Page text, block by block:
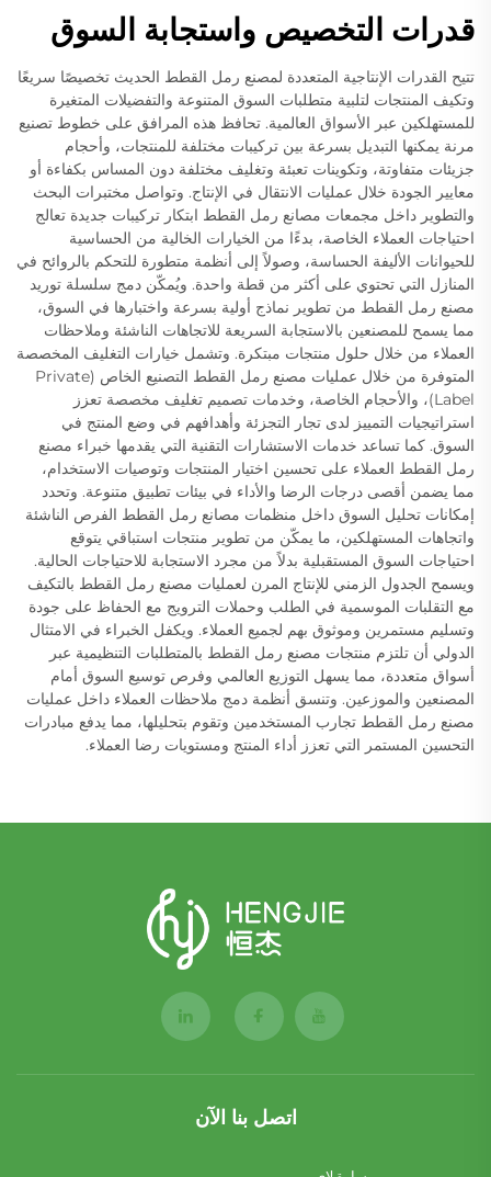
قدرات التخصيص واستجابة السوق
تتيح القدرات الإنتاجية المتعددة لمصنع رمل القطط الحديث تخصيصًا سريعًا
وتكيف المنتجات لتلبية متطلبات السوق المتنوعة والتفضيلات المتغيرة
للمستهلكين عبر الأسواق العالمية. تحافظ هذه المرافق على خطوط تصنيع
مرنة يمكنها التبديل بسرعة بين تركيبات مختلفة للمنتجات، وأحجام
جزيئات متفاوتة، وتكوينات تعبئة وتغليف مختلفة دون المساس بكفاءة أو
معايير الجودة خلال عمليات الانتقال في الإنتاج. وتواصل مختبرات البحث
والتطوير داخل مجمعات مصانع رمل القطط ابتكار تركيبات جديدة تعالج
احتياجات العملاء الخاصة، بدءًا من الخيارات الخالية من الحساسية
للحيوانات الأليفة الحساسة، وصولاً إلى أنظمة متطورة للتحكم بالروائح في
المنازل التي تحتوي على أكثر من قطة واحدة. ويُمكّن دمج سلسلة توريد
مصنع رمل القطط من تطوير نماذج أولية بسرعة واختبارها في السوق،
مما يسمح للمصنعين بالاستجابة السريعة للاتجاهات الناشئة وملاحظات
العملاء من خلال حلول منتجات مبتكرة. وتشمل خيارات التغليف المخصصة
المتوفرة من خلال عمليات مصنع رمل القطط التصنيع الخاص (Private
Label)، والأحجام الخاصة، وخدمات تصميم تغليف مخصصة تعزز
استراتيجيات التمييز لدى تجار التجزئة وأهدافهم في وضع المنتج في
السوق. كما تساعد خدمات الاستشارات التقنية التي يقدمها خبراء مصنع
رمل القطط العملاء على تحسين اختيار المنتجات وتوصيات الاستخدام،
مما يضمن أقصى درجات الرضا والأداء في بيئات تطبيق متنوعة. وتحدد
إمكانات تحليل السوق داخل منظمات مصانع رمل القطط الفرص الناشئة
واتجاهات المستهلكين، ما يمكّن من تطوير منتجات استباقي يتوقع
احتياجات السوق المستقبلية بدلاً من مجرد الاستجابة للاحتياجات الحالية.
ويسمح الجدول الزمني للإنتاج المرن لعمليات مصنع رمل القطط بالتكيف
مع التقلبات الموسمية في الطلب وحملات الترويج مع الحفاظ على جودة
وتسليم مستمرين وموثوق بهم لجميع العملاء. ويكفل الخبراء في الامتثال
الدولي أن تلتزم منتجات مصنع رمل القطط بالمتطلبات التنظيمية عبر
أسواق متعددة، مما يسهل التوزيع العالمي وفرص توسيع السوق أمام
المصنعين والموزعين. وتنسق أنظمة دمج ملاحظات العملاء داخل عمليات
مصنع رمل القطط تجارب المستخدمين وتقوم بتحليلها، مما يدفع مبادرات
التحسين المستمر التي تعزز أداء المنتج ومستويات رضا العملاء.
اتصل بنا الآن